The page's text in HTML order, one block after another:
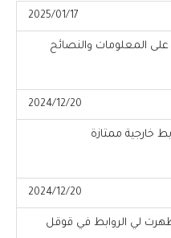
2025/01/17
على المعلومات والنصائح
2024/12/20
2024/12/20
انجاز سريع خلال تقريبا 24 ظهرت لي الروابط في قوقل